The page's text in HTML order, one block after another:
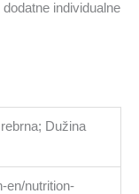
individualne
Dužina
en/nutrition-